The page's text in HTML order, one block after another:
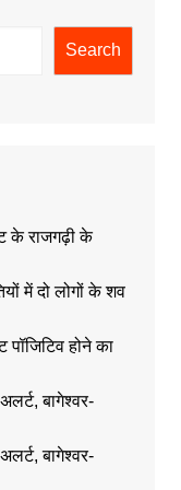
Search
के राजगढ़ी के
में दो लोगों के शव
होने का
बागेश्वर-
बागेश्वर-